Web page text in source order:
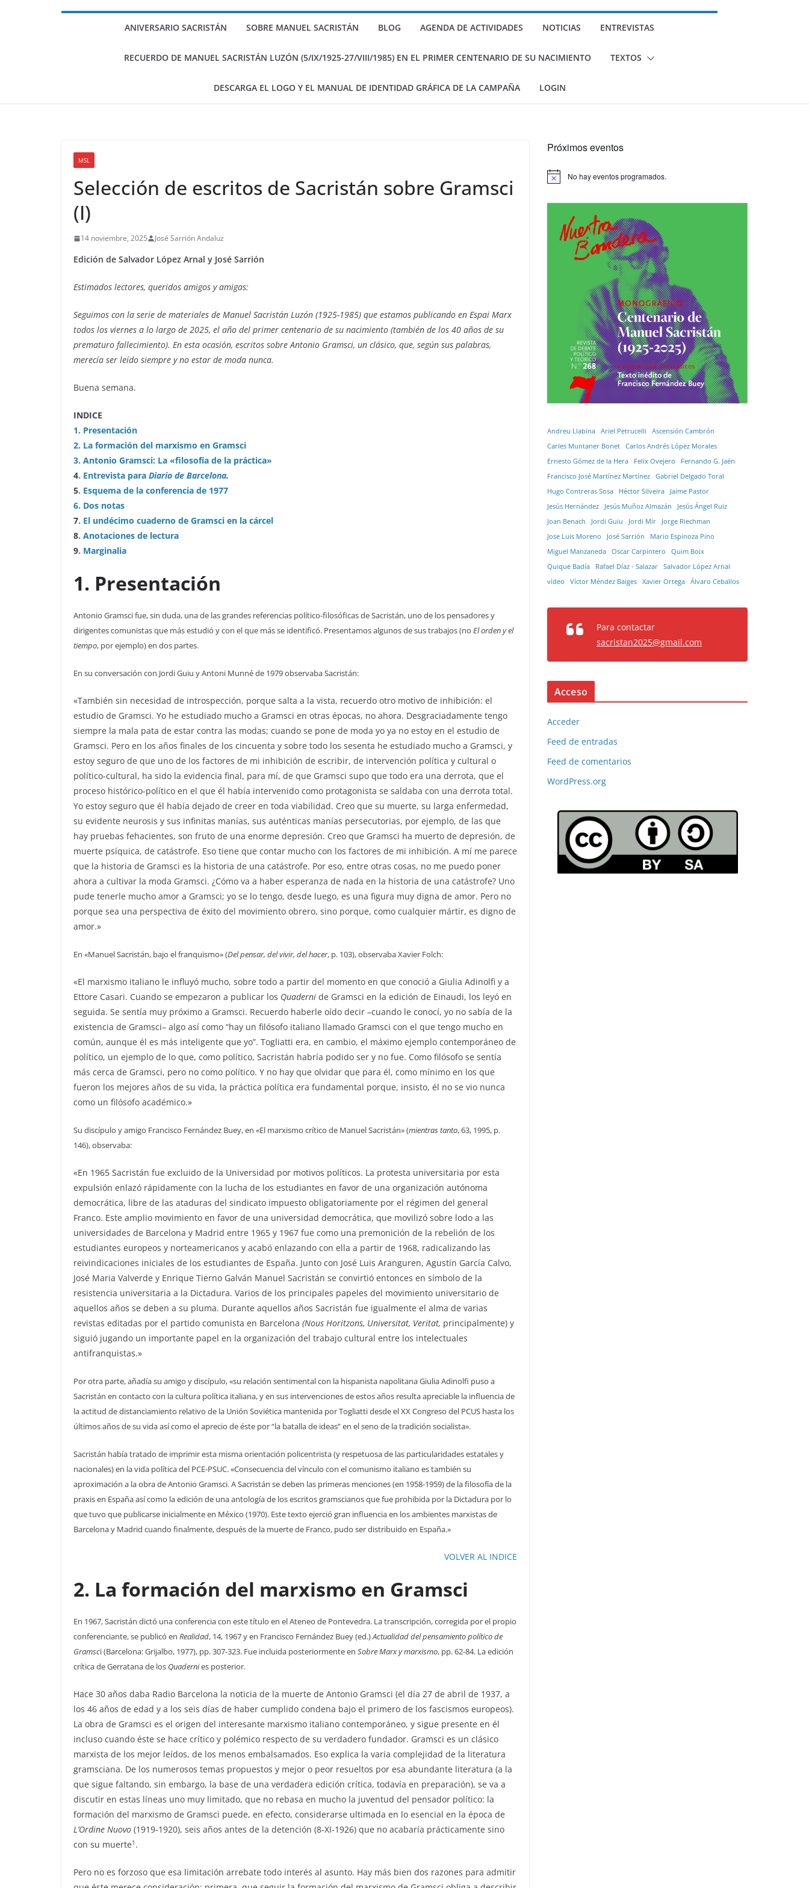
Escritos de Sacristán sobre Gramsci
(II)
Selección de escritos de Sacristán
ANIVERSARIO SACRISTÁN SOBRE MANUEL SACRISTÁN BLOG AGENDA DE ACTIVIDADES NOTICIAS ENTREVISTAS
RECUERDO DE MANUEL SACRISTÁN LUZÓN (5/IX/1925-27/VIII/1985) EN EL PRIMER CENTENARIO DE SU NACIMIENTO TEXTOS
DESCARGA EL LOGO Y EL MANUAL DE IDENTIDAD GRÁFICA DE LA CAMPAÑA LOGIN
MSL
Selección de escritos de Sacristán sobre Gramsci
(I)
14 noviembre, 2025 José Sarrión Andaluz
Edición de Salvador López Arnal y José Sarrión
Estimados lectores, queridos amigos y amigas:
Seguimos con la serie de materiales de Manuel Sacristán Luzón (1925-1985) que estamos publicando en Espai Marx
todos los viernes a lo largo de 2025, el año del primer centenario de su nacimiento (también de los 40 años de su
prematuro fallecimiento). En esta ocasión, escritos sobre Antonio Gramsci, un clásico, que, según sus palabras,
merecía ser leído siempre y no estar de moda nunca.
Buena semana.
INDICE
1. Presentación
2. La formación del marxismo en Gramsci
3. Antonio Gramsci: La «filosofía de la práctica»
4. Entrevista para Diario de Barcelona.
5. Esquema de la conferencia de 1977
6. Dos notas
7. El undécimo cuaderno de Gramsci en la cárcel
8. Anotaciones de lectura
9. Marginalia
1. Presentación
Antonio Gramsci fue, sin duda, una de las grandes referencias político-filosóficas de Sacristán, uno de los pensadores y
dirigentes comunistas que más estudió y con el que más se identificó. Presentamos algunos de sus trabajos (no El orden y el
tiempo, por ejemplo) en dos partes.
En su conversación con Jordi Guiu y Antoni Munné de 1979 observaba Sacristán:
«También sin necesidad de introspección, porque salta a la vista, recuerdo otro motivo de inhibición: el
estudio de Gramsci. Yo he estudiado mucho a Gramsci en otras épocas, no ahora. Desgraciadamente tengo
siempre la mala pata de estar contra las modas; cuando se pone de moda yo ya no estoy en el estudio de
Gramsci. Pero en los años finales de los cincuenta y sobre todo los sesenta he estudiado mucho a Gramsci, y
estoy seguro de que uno de los factores de mi inhibición de escribir, de intervención política y cultural o
político-cultural, ha sido la evidencia final, para mí, de que Gramsci supo que todo era una derrota, que el
proceso histórico-político en el que él había intervenido como protagonista se saldaba con una derrota total.
Yo estoy seguro que él había dejado de creer en toda viabilidad. Creo que su muerte, su larga enfermedad,
su evidente neurosis y sus infinitas manías, sus auténticas manías persecutorias, por ejemplo, de las que
hay pruebas fehacientes, son fruto de una enorme depresión. Creo que Gramsci ha muerto de depresión, de
muerte psíquica, de catástrofe. Eso tiene que contar mucho con los factores de mi inhibición. A mí me parece
que la historia de Gramsci es la historia de una catástrofe. Por eso, entre otras cosas, no me puedo poner
ahora a cultivar la moda Gramsci. ¿Cómo va a haber esperanza de nada en la historia de una catástrofe? Uno
pude tenerle mucho amor a Gramsci; yo se lo tengo, desde luego, es una figura muy digna de amor. Pero no
porque sea una perspectiva de éxito del movimiento obrero, sino porque, como cualquier mártir, es digno de
amor.»
En «Manuel Sacristán, bajo el franquismo» (Del pensar, del vivir, del hacer, p. 103), observaba Xavier Folch:
«El marxismo italiano le influyó mucho, sobre todo a partir del momento en que conoció a Giulia Adinolfi y a
Ettore Casari. Cuando se empezaron a publicar los Quaderni de Gramsci en la edición de Einaudi, los leyó en
seguida. Se sentía muy próximo a Gramsci. Recuerdo haberle oído decir –cuando le conocí, yo no sabía de la
existencia de Gramsci– algo así como “hay un filósofo italiano llamado Gramsci con el que tengo mucho en
común, aunque él es más inteligente que yo”. Togliatti era, en cambio, el máximo ejemplo contemporáneo de
político, un ejemplo de lo que, como político, Sacristán habría podido ser y no fue. Como filósofo se sentía
más cerca de Gramsci, pero no como político. Y no hay que olvidar que para él, como mínimo en los que
fueron los mejores años de su vida, la práctica política era fundamental porque, insisto, él no se vio nunca
como un filósofo académico.»
Su discípulo y amigo Francisco Fernández Buey, en «El marxismo crítico de Manuel Sacristán» (mientras tanto, 63, 1995, p.
146), observaba:
«En 1965 Sacristán fue excluido de la Universidad por motivos políticos. La protesta universitaria por esta
expulsión enlazó rápidamente con la lucha de los estudiantes en favor de una organización autónoma
democrática, libre de las ataduras del sindicato impuesto obligatoriamente por el régimen del general
Franco. Este amplio movimiento en favor de una universidad democrática, que movilizó sobre lodo a las
universidades de Barcelona y Madrid entre 1965 y 1967 fue como una premonición de la rebelión de los
estudiantes europeos y norteamericanos y acabó enlazando con ella a partir de 1968, radicalizando las
reivindicaciones iniciales de los estudiantes de España. Junto con José Luis Aranguren, Agustín García Calvo,
José Maria Valverde y Enrique Tierno Galván Manuel Sacristán se convirtió entonces en símbolo de la
resistencia universitaria a la Dictadura. Varios de los principales papeles del movimiento universitario de
aquellos años se deben a su pluma. Durante aquellos años Sacristán fue igualmente el alma de varias
revistas editadas por el partido comunista en Barcelona (Nous Horitzons, Universitat, Veritat, principalmente) y
siguió jugando un importante papel en la organización del trabajo cultural entre los intelectuales
antifranquistas.»
Por otra parte, añadía su amigo y discípulo, «su relación sentimental con la hispanista napolitana Giulia Adinolfi puso a
Sacristán en contacto con la cultura política italiana, y en sus intervenciones de estos años resulta apreciable la influencia de
la actitud de distanciamiento relativo de la Unión Soviética mantenida por Togliatti desde el XX Congreso del PCUS hasta los
últimos años de su vida así como el aprecio de éste por “la batalla de ideas” en el seno de la tradición socialista».
Sacristán había tratado de imprimir esta misma orientación policentrista (y respetuosa de las particularidades estatales y
nacionales) en la vida política del PCE-PSUC. «Consecuencia del vínculo con el comunismo italiano es también su
aproximación a la obra de Antonio Gramsci. A Sacristán se deben las primeras menciones (en 1958-1959) de la filosofía de la
praxis en España así como la edición de una antología de los escritos gramscianos que fue prohibida por la Dictadura por lo
que tuvo que publicarse inicialmente en México (1970). Este texto ejerció gran influencia en los ambientes marxistas de
Barcelona y Madrid cuando finalmente, después de la muerte de Franco, pudo ser distribuido en España.»
VOLVER AL INDICE
2. La formación del marxismo en Gramsci
En 1967, Sacristán dictó una conferencia con este título en el Ateneo de Pontevedra. La transcripción, corregida por el propio
conferenciante, se publicó en Realidad, 14, 1967 y en Francisco Fernández Buey (ed.)Actualidad del pensamiento político de
Gramsci (Barcelona: Grijalbo, 1977), pp. 307-323. Fue incluida posteriormente en Sobre Marx y marxismo, pp. 62-84. La edición
crítica de Gerratana de los Quadernies posterior.
Hace 30 años daba Radio Barcelona la noticia de la muerte de Antonio Gramsci (el día 27 de abril de 1937, a
los 46 años de edad y a los seis días de haber cumplido condena bajo el primero de los fascismos europeos).
La obra de Gramsci es el origen del interesante marxismo italiano contemporáneo, y sigue presente en él
incluso cuando éste se hace crítico y polémico respecto de su verdadero fundador. Gramsci es un clásico
marxista de los mejor leídos, de los menos embalsamados. Eso explica la varia complejidad de la literatura
gramsciana. De los numerosos temas propuestos y mejor o peor resueltos por esa abundante literatura (a la
que sigue faltando, sin embargo, la base de una verdadera edición crítica, todavía en preparación), se va a
discutir en estas líneas uno muy limitado, que no rebasa en mucho la juventud del pensador político: la
formación del marxismo de Gramsci puede, en efecto, considerarse ultimada en lo esencial en la época de
L’Ordine Nuovo (1919-1920), seis años antes de la detención (8-XI-1926) que no acabaría prácticamente sino
con su muerte1 .
Pero no es forzoso que esa limitación arrebate todo interés al asunto. Hay más bien dos razones para admitir
Próximos eventos
No hay eventos programados.
Andreu Llabina Ariel Petrucelli
Ascensión Cambrón
Carles Muntaner Bonet
Carlos Andrés López Morales
Ernesto Gómez de la Hera
Felix Ovejero
Fernando G. Jaén
Francisco José Martínez Martínez
Gabriel Delgado Toral
Hugo Contreras Sosa
Héctor Silveira
Jaime Pastor
Jesús Hernández
Jesús Muñoz Almazán
Jesús Ángel Ruiz
Joan Benach
Jordi Guiu Jordi Mir
Jorge Riechman
Jose Luis Moreno
José Sarrión
Mario Espinoza Pino
Miguel Manzaneda
Oscar Carpintero
Quim Boix
Quique Badía
Rafael Díaz - Salazar
Salvador López Arnal
vìdeo
Víctor Méndez Baiges Xavier Ortega Álvaro Ceballos
Para contactar
sacristan2025@gmail.com
Acceso
Acceder
Feed de entradas
Feed de comentarios
WordPress.org